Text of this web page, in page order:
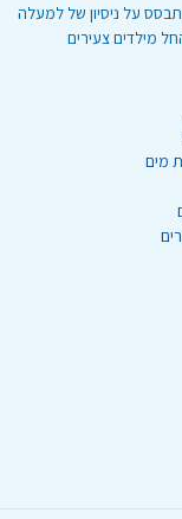
על ניסיון של למעלה
מילדים צעירים
מים